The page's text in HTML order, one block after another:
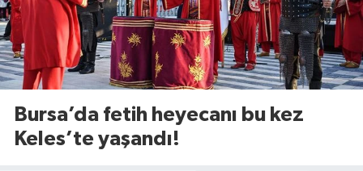
Bursa’da fetih heyecanı bu kez
Keles’te yaşandı!